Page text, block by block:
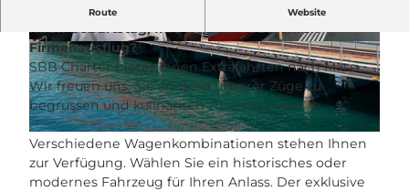
© SBB Railaway |CC-BY-NC-ND
© SBB Charter |CC-BY-NC-ND © SBB Charter |CC-BY-NC-ND
Route Website
Suchen Sie eine aussergewöhnliche Location für
Ihren Geburtstag, Ihre Hochzeit oder Ihren
Firmenausflug?
SBB Charter bietet Ihnen Extrafahrten nach Mass.
Wir freuen uns, Sie an Bord unserer Züge zu
begrüssen und kulinarisch zu verwöhnen
Verschiedene Wagenkombinationen stehen Ihnen
zur Verfügung. Wählen Sie ein historisches oder
modernes Fahrzeug für Ihren Anlass. Der exklusive